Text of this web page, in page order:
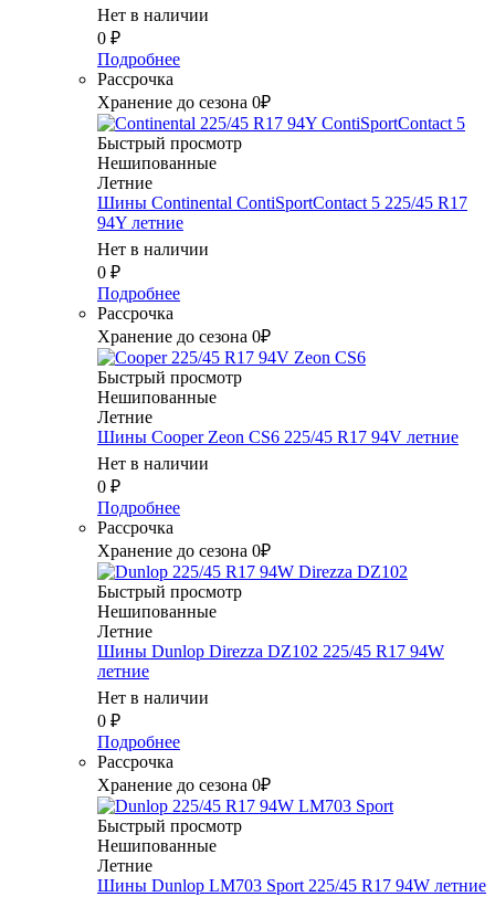
Нет в наличии
0 ₽
Подробнее
Рассрочка
Хранение до сезона 0₽
Быстрый просмотр
Нешипованные
Летние
Шины Continental ContiSportContact 5 225/45 R17
94Y летние
Нет в наличии
0 ₽
Подробнее
Рассрочка
Хранение до сезона 0₽
Быстрый просмотр
Нешипованные
Летние
Шины Cooper Zeon CS6 225/45 R17 94V летние
Нет в наличии
0 ₽
Подробнее
Рассрочка
Хранение до сезона 0₽
Быстрый просмотр
Нешипованные
Летние
Шины Dunlop Direzza DZ102 225/45 R17 94W
летние
Нет в наличии
0 ₽
Подробнее
Рассрочка
Хранение до сезона 0₽
Быстрый просмотр
Нешипованные
Летние
Шины Dunlop LM703 Sport 225/45 R17 94W летние